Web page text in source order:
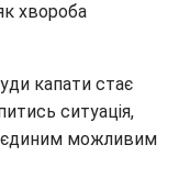
хвороба
капати стає
ситуація,
єдиним можливим